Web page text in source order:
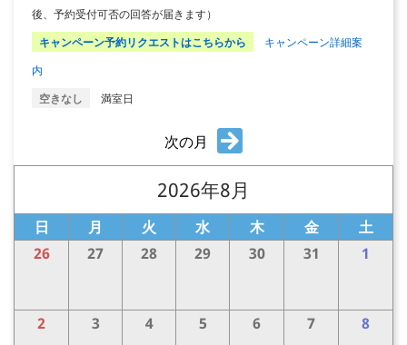
後、予約受付可否の回答が届きます）
キャンペーン予約リクエストはこちらから
キャンペーン詳細案
内
空きなし
満室日
次の月
2026年8月
日 月 火 水 木 金
土
26
27 28 29 30 31 1
2 3 4 5 6 7 8